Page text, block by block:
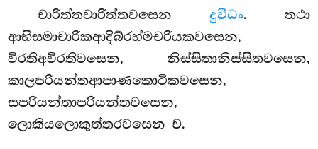
චාරිත්තවාරිත්තවසෙන දුවිධං. තථා
ආභිසමාචාරිකආදිබ්රහ්මචරියකවසෙන,
විරතිඅවිරතිවසෙන, නිස්සිතානිස්සිතවසෙන,
කාලපරියන්තආපාණකොටිකවසෙන,
සපරියන්තාපරියන්තවසෙන,
ලොකියලොකුත්තරවසෙන ච.